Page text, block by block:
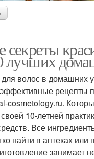
секреты
лучших
волос в домашних
рецепты
cosmetology.ru.
10-летней
Все
найти в аптеках или
занимает